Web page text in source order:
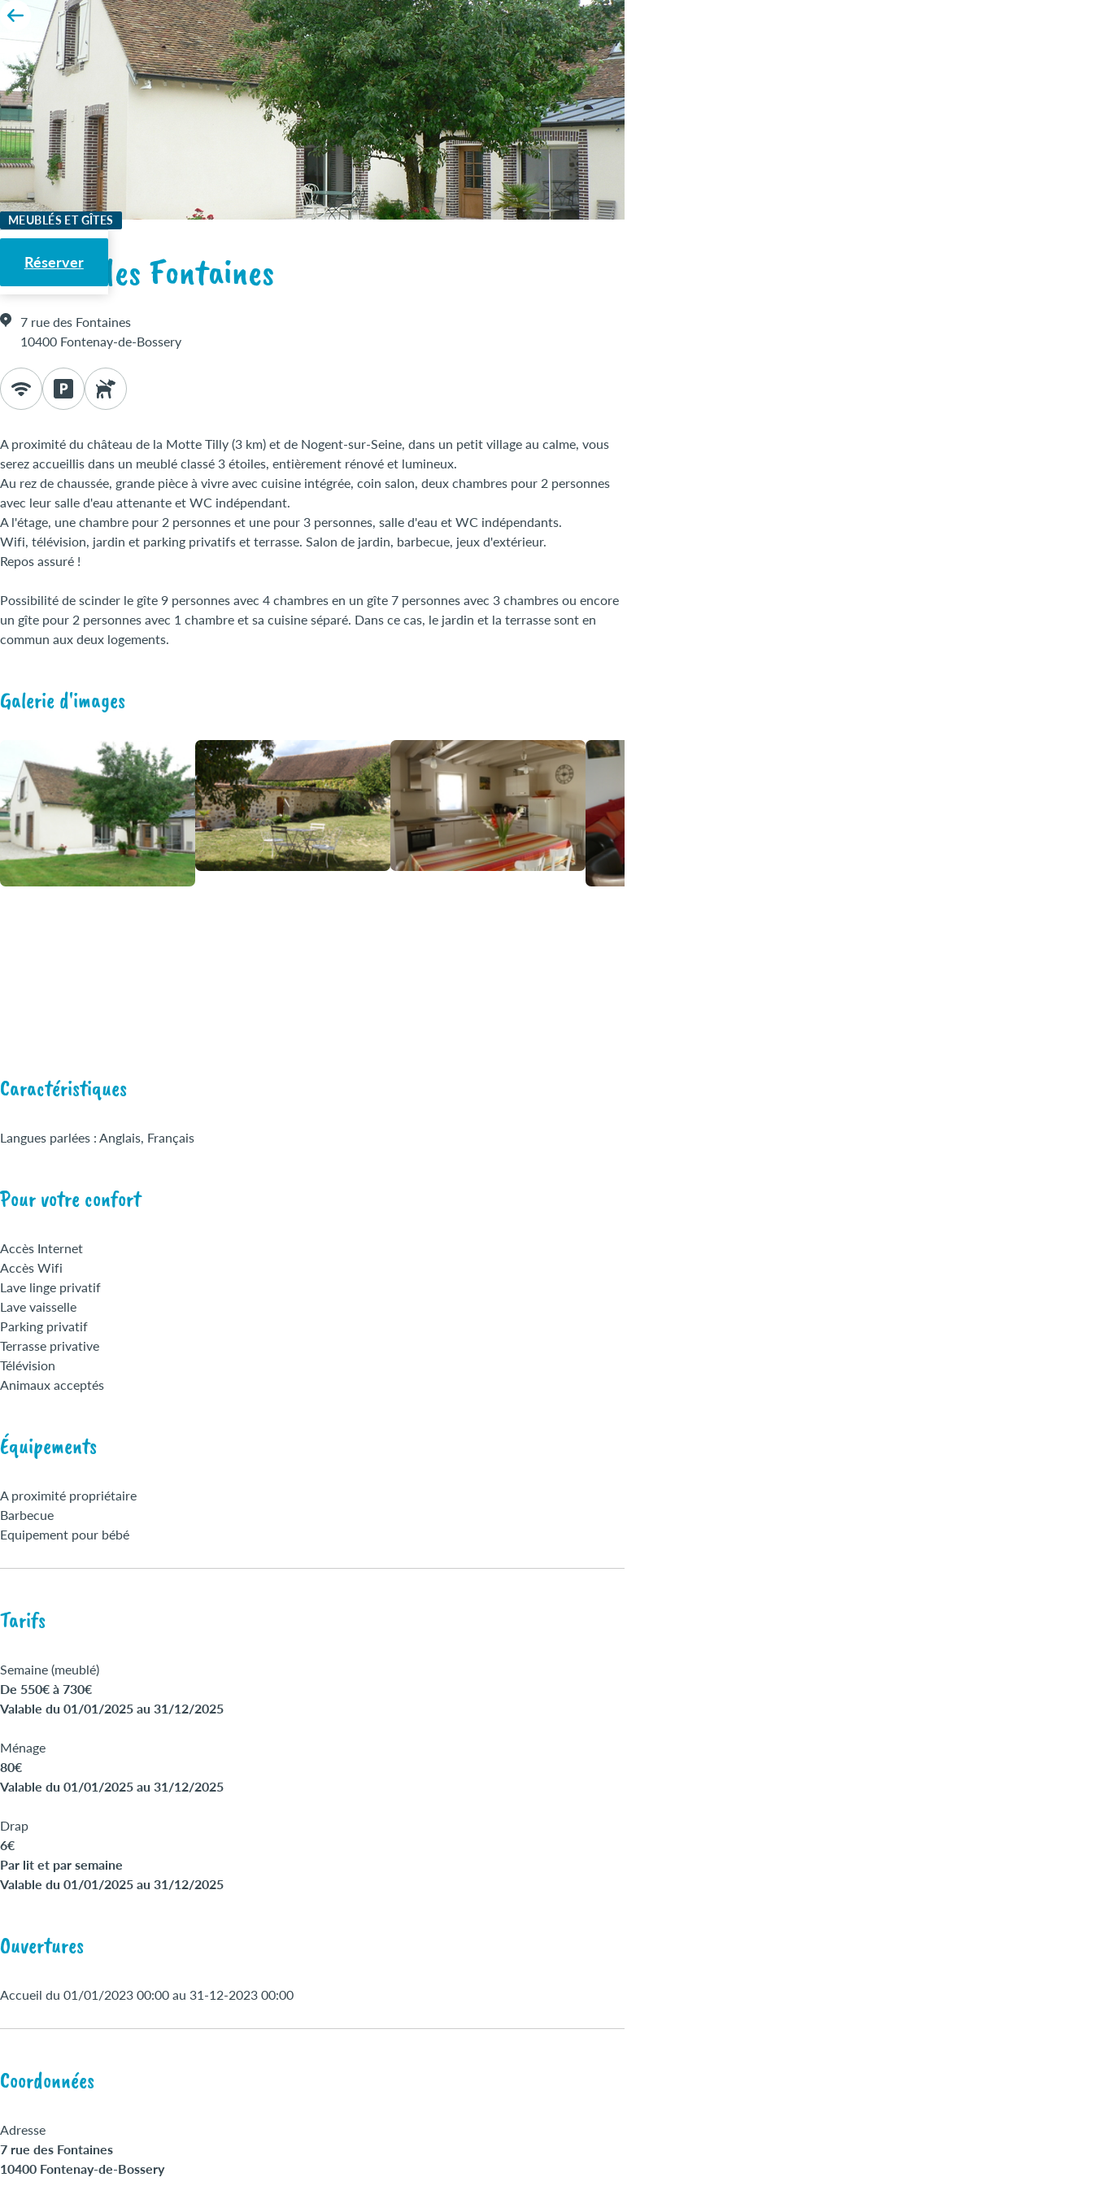
MEUBLÉS ET GÎTES
Réserver
Maison des Fontaines
7 rue des Fontaines
10400 Fontenay-de-Bossery
A proximité du château de la Motte Tilly (3 km) et de Nogent-sur-Seine, dans un petit village au calme, vous
serez accueillis dans un meublé classé 3 étoiles, entièrement rénové et lumineux.
Au rez de chaussée, grande pièce à vivre avec cuisine intégrée, coin salon, deux chambres pour 2 personnes
avec leur salle d'eau attenante et WC indépendant.
A l'étage, une chambre pour 2 personnes et une pour 3 personnes, salle d'eau et WC indépendants.
Wifi, télévision, jardin et parking privatifs et terrasse. Salon de jardin, barbecue, jeux d'extérieur.
Repos assuré !
Possibilité de scinder le gîte 9 personnes avec 4 chambres en un gîte 7 personnes avec 3 chambres ou encore
un gîte pour 2 personnes avec 1 chambre et sa cuisine séparé. Dans ce cas, le jardin et la terrasse sont en
commun aux deux logements.
Galerie d'images
Caractéristiques
Langues parlées : Anglais, Français
Pour votre confort
Accès Internet
Accès Wifi
Lave linge privatif
Lave vaisselle
Parking privatif
Terrasse privative
Télévision
Animaux acceptés
Équipements
A proximité propriétaire
Barbecue
Equipement pour bébé
Tarifs
Semaine (meublé)
De 550€ à 730€
Valable du 01/01/2025 au 31/12/2025
Ménage
80€
Valable du 01/01/2025 au 31/12/2025
Drap
6€
Par lit et par semaine
Valable du 01/01/2025 au 31/12/2025
Ouvertures
Accueil du 01/01/2023 00:00 au 31-12-2023 00:00
Coordonnées
Adresse
7 rue des Fontaines
10400 Fontenay-de-Bossery